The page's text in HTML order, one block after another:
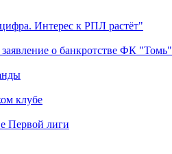
Интерес к РПЛ растёт"
о банкротстве ФК "Томь"
клубе
Первой лиги